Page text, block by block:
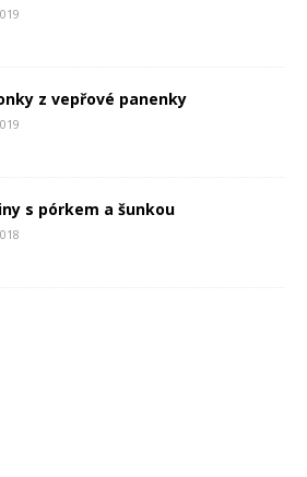
z vepřové panenky
s pórkem a šunkou